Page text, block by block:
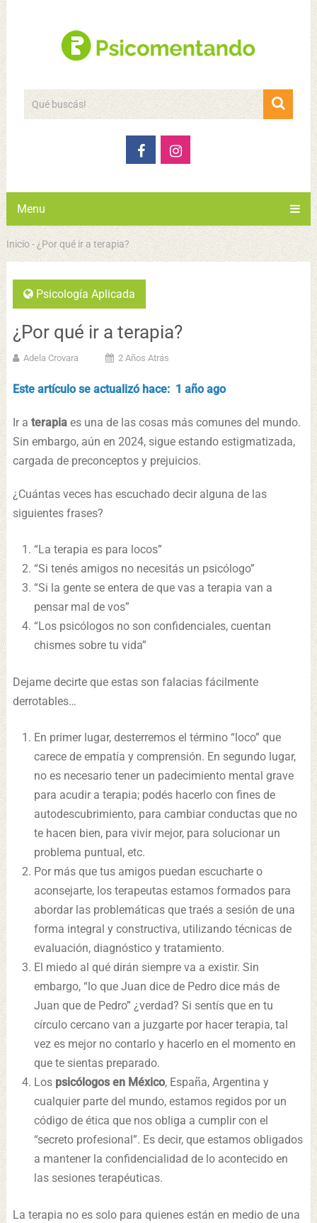
Menu
Inicio-¿Por qué ir a terapia?
Psicología Aplicada
¿Por qué ir a terapia?
Adela Crovara 2 Años Atrás
Este artículo se actualizó hace: 1 año ago
Ir a terapia es una de las cosas más comunes del mundo.
Sin embargo, aún en 2024, sigue estando estigmatizada,
cargada de preconceptos y prejuicios.
¿Cuántas veces has escuchado decir alguna de las
siguientes frases?
“La terapia es para locos”
“Si tenés amigos no necesitás un psicólogo”
“Si la gente se entera de que vas a terapia van a
pensar mal de vos”
“Los psicólogos no son confidenciales, cuentan
chismes sobre tu vida”
Dejame decirte que estas son falacias fácilmente
derrotables…
En primer lugar, desterremos el término “loco” que
carece de empatía y comprensión. En segundo lugar,
no es necesario tener un padecimiento mental grave
para acudir a terapia; podés hacerlo con fines de
autodescubrimiento, para cambiar conductas que no
te hacen bien, para vivir mejor, para solucionar un
problema puntual, etc.
Por más que tus amigos puedan escucharte o
aconsejarte, los terapeutas estamos formados para
abordar las problemáticas que traés a sesión de una
forma integral y constructiva, utilizando técnicas de
evaluación, diagnóstico y tratamiento.
El miedo al qué dirán siempre va a existir. Sin
embargo, “lo que Juan dice de Pedro dice más de
Juan que de Pedro” ¿verdad? Si sentís que en tu
círculo cercano van a juzgarte por hacer terapia, tal
vez es mejor no contarlo y hacerlo en el momento en
que te sientas preparado.
Los psicólogos en México, España, Argentina y
cualquier parte del mundo, estamos regidos por un
código de ética que nos obliga a cumplir con el
“secreto profesional”. Es decir, que estamos obligados
a mantener la confidencialidad de lo acontecido en
las sesiones terapéuticas.
La terapia no es solo para quienes están en medio de una